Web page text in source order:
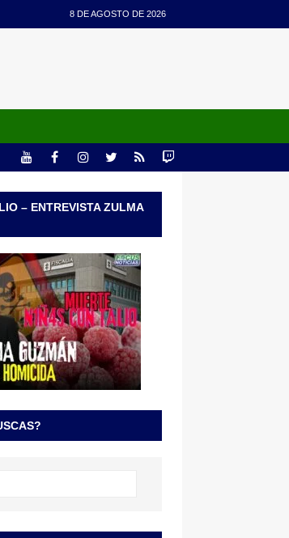
8 DE AGOSTO DE 2026
– ENTREVISTA ZULMA